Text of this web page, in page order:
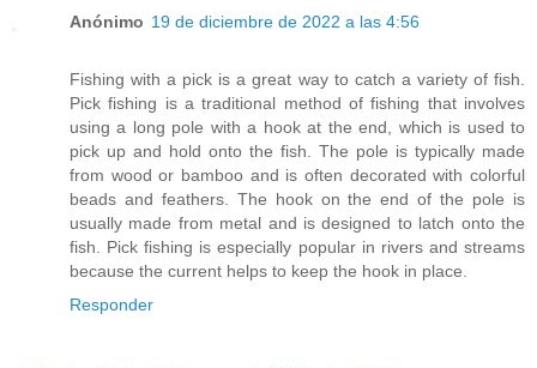
Anónimo 19 de diciembre de 2022 a las 4:56
Fishing with a pick is a great way to catch a variety of fish.
Pick fishing is a traditional method of fishing that involves
using a long pole with a hook at the end, which is used to
pick up and hold onto the fish. The pole is typically made
from wood or bamboo and is often decorated with colorful
beads and feathers. The hook on the end of the pole is
usually made from metal and is designed to latch onto the
fish. Pick fishing is especially popular in rivers and streams
because the current helps to keep the hook in place.
Responder